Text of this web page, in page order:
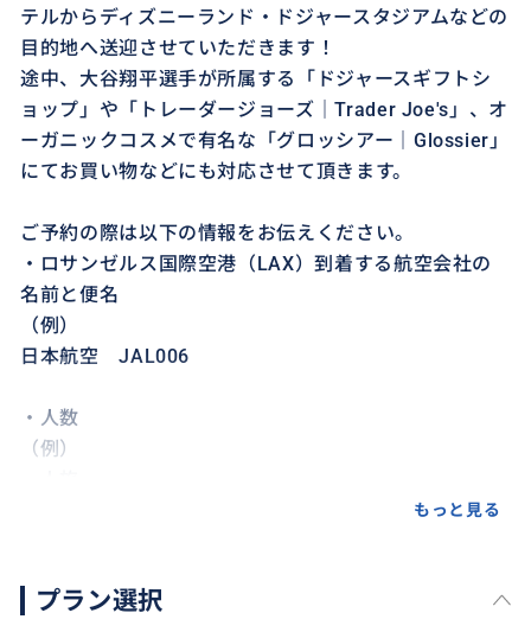
テルからディズニーランド・ドジャースタジアムなどの
目的地へ送迎させていただきます！
途中、大谷翔平選手が所属する「ドジャースギフトシ
ョップ」や「トレーダージョーズ｜Trader Joe's」、オ
ーガニックコスメで有名な「グロッシアー｜Glossier」
にてお買い物などにも対応させて頂きます。
ご予約の際は以下の情報をお伝えください。
・ロサンゼルス国際空港（LAX）到着する航空会社の
名前と便名
（例）
日本航空 JAL006
・人数
（例）
・送迎場所
もっと見る
プラン選択